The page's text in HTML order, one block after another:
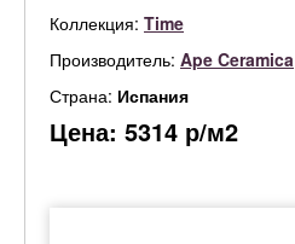
Коллекция: Time
Производитель: Ape Ceramica
Страна: Испания
Цена: 5314 р/м2